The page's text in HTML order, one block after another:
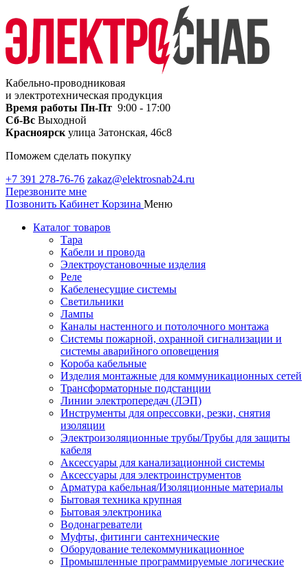
Кабельно-проводниковая
и электротехническая продукция
Время работы Пн-Пт 9:00 - 17:00
Сб-Вс Выходной
Красноярск улица Затонская, 46с8
Поможем сделать покупку
+7 391 278-76-76 zakaz@elektrosnab24.ru
Перезвоните мне
Позвонить Кабинет Корзина Меню
Каталог товаров
Тара
Кабели и провода
Электроустановочные изделия
Реле
Кабеленесущие системы
Светильники
Лампы
Каналы настенного и потолочного монтажа
Системы пожарной, охранной сигнализации и
системы аварийного оповещения
Короба кабельные
Изделия монтажные для коммуникационных сетей
Трансформаторные подстанции
Линии электропередач (ЛЭП)
Инструменты для опрессовки, резки, снятия
изоляции
Электроизоляционные трубы/Трубы для защиты
кабеля
Аксессуары для канализационной системы
Аксессуары для электроинструментов
Арматура кабельная/Изоляционные материалы
Бытовая техника крупная
Бытовая электроника
Водонагреватели
Муфты, фитинги сантехнические
Оборудование телекоммуникационное
Промышленные программируемые логические